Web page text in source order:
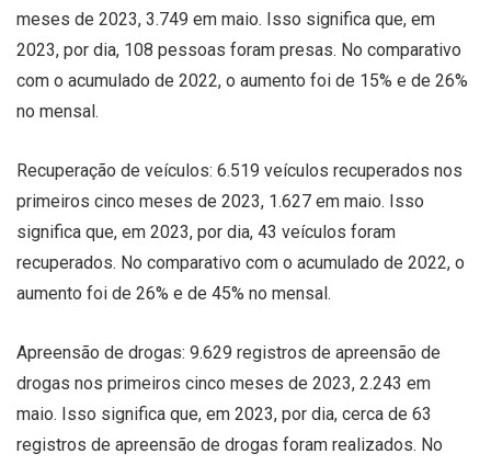
meses de 2023, 3.749 em maio. Isso significa que, em
2023, por dia, 108 pessoas foram presas. No comparativo
com o acumulado de 2022, o aumento foi de 15% e de 26%
no mensal.
Recuperação de veículos: 6.519 veículos recuperados nos
primeiros cinco meses de 2023, 1.627 em maio. Isso
significa que, em 2023, por dia, 43 veículos foram
recuperados. No comparativo com o acumulado de 2022, o
aumento foi de 26% e de 45% no mensal.
Apreensão de drogas: 9.629 registros de apreensão de
drogas nos primeiros cinco meses de 2023, 2.243 em
maio. Isso significa que, em 2023, por dia, cerca de 63
registros de apreensão de drogas foram realizados. No